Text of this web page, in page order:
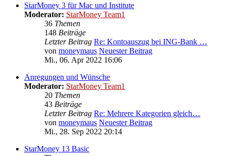
StarMoney 3 für Mac und Institute
Moderator: StarMoney Team1
36 Themen
148 Beiträge
Letzter Beitrag Re: Kontoauszug bei ING-Bank …
von moneymaus Neuester Beitrag
Mi., 06. Apr 2022 16:06
Anregungen und Wünsche
Moderator: StarMoney Team1
20 Themen
43 Beiträge
Letzter Beitrag Re: Mehrere Kategorien gleich…
von moneymaus Neuester Beitrag
Mi., 28. Sep 2022 20:14
StarMoney 13 Basic